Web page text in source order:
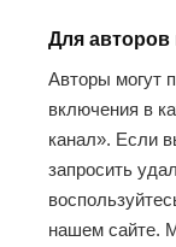
Для авторов
Авторы могут
включения в
канал». Если
запросить
нашем сайте.